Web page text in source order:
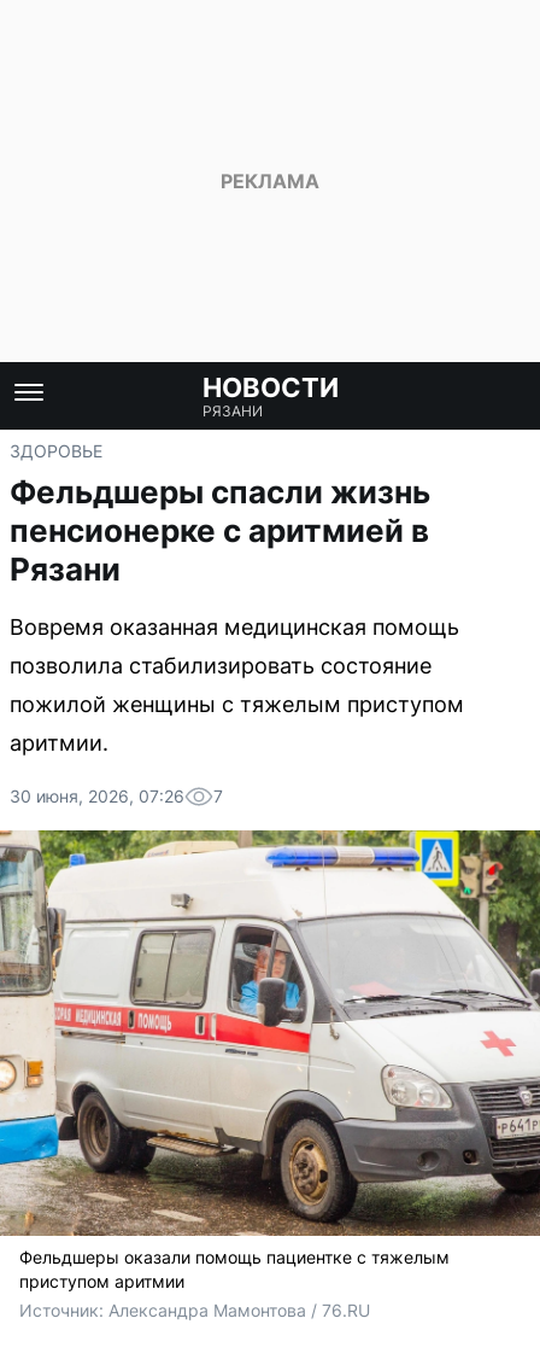
НОВОСТИ
РЯЗАНИ
ЗДОРОВЬЕ
Фельдшеры спасли жизнь
пенсионерке с аритмией в
Рязани
Вовремя оказанная медицинская помощь
позволила стабилизировать состояние
пожилой женщины с тяжелым приступом
аритмии.
30 июня, 2026, 07:26 7
Фельдшеры оказали помощь пациентке с тяжелым
приступом аритмии
Источник: Александра Мамонтова / 76.RU